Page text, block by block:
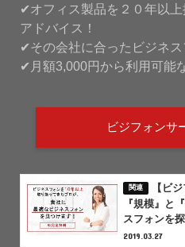
✔オフィス製品を２０年以
アドバイス！
✔その会社に合ったビジネス
✔月額3,000円から利用可能
ビジフォンサ
【ビ
『規模』と
スフォンを
2019.03.27